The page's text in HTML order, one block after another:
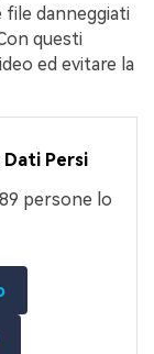
file danneggiati
questi
ed evitare la
Dati Persi
persone lo